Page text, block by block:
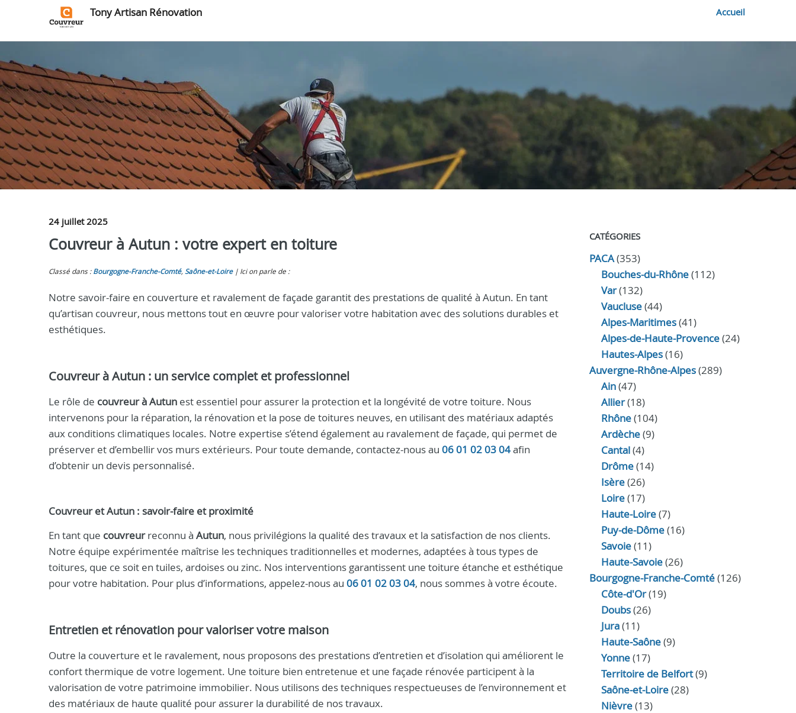
Tony Artisan Rénovation Accueil
24 juillet 2025
Couvreur à Autun : votre expert en toiture
Classé dans : Bourgogne-Franche-Comté, Saône-et-Loire Ici on parle de :
Notre savoir-faire en couverture et ravalement de façade garantit des prestations de qualité à Autun. En tant
qu’artisan couvreur, nous mettons tout en œuvre pour valoriser votre habitation avec des solutions durables et
esthétiques.
Couvreur à Autun : un service complet et professionnel
Le rôle de couvreur à Autun est essentiel pour assurer la protection et la longévité de votre toiture. Nous
intervenons pour la réparation, la rénovation et la pose de toitures neuves, en utilisant des matériaux adaptés
aux conditions climatiques locales. Notre expertise s’étend également au ravalement de façade, qui permet de
préserver et d’embellir vos murs extérieurs. Pour toute demande, contactez-nous au 06 01 02 03 04afin
d’obtenir un devis personnalisé.
Couvreur et Autun : savoir-faire et proximité
En tant que couvreurreconnu à Autun, nous privilégions la qualité des travaux et la satisfaction de nos clients.
Notre équipe expérimentée maîtrise les techniques traditionnelles et modernes, adaptées à tous types de
toitures, que ce soit en tuiles, ardoises ou zinc. Nos interventions garantissent une toiture étanche et esthétique
pour votre habitation. Pour plus d’informations, appelez-nous au 06 01 02 03 04, nous sommes à votre écoute.
Entretien et rénovation pour valoriser votre maison
Outre la couverture et le ravalement, nous proposons des prestations d’entretien et d’isolation qui améliorent le
confort thermique de votre logement. Une toiture bien entretenue et une façade rénovée participent à la
valorisation de votre patrimoine immobilier. Nous utilisons des techniques respectueuses de l’environnement et
des matériaux de haute qualité pour assurer la durabilité de nos travaux.
CATÉGORIES
PACA(353)
Bouches-du-Rhône(112)
Var(132)
Vaucluse(44)
Alpes-Maritimes(41)
Alpes-de-Haute-Provence(24)
Hautes-Alpes(16)
Auvergne-Rhône-Alpes(289)
Ain(47)
Allier(18)
Rhône(104)
Ardèche(9)
Cantal(4)
Drôme(14)
Isère(26)
Loire(17)
Haute-Loire(7)
Puy-de-Dôme(16)
Savoie(11)
Haute-Savoie(26)
Bourgogne-Franche-Comté(126)
Côte-d'Or(19)
Doubs(26)
Jura(11)
Haute‑Saône(9)
Yonne(17)
Territoire de Belfort(9)
Saône-et-Loire(28)
Nièvre(13)